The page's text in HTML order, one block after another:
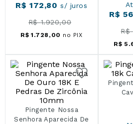
R$ 172,80 s/ juros
R$ 1.920,00
R$ 1 .728 , 00 no PIX
R$
R$
R$ 5 .
Pingente Nossa
Senhora Aparecida De